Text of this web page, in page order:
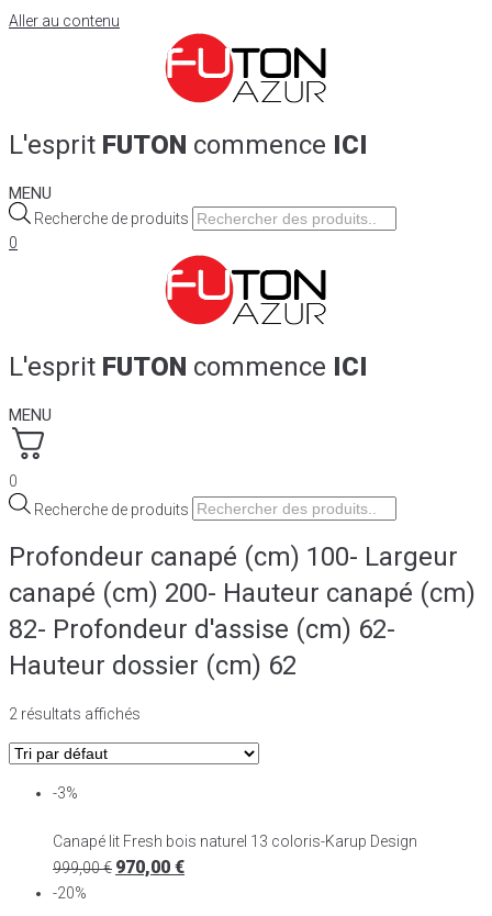
Aller au contenu
L'esprit FUTON commence ICI
MENU
Recherche de produits
0
L'esprit FUTON commence ICI
MENU
0
Recherche de produits
Profondeur canapé (cm) 100- Largeur
canapé (cm) 200- Hauteur canapé (cm)
82- Profondeur d'assise (cm) 62-
Hauteur dossier (cm) 62
2 résultats affichés
-3%
Canapé lit Fresh bois naturel 13 coloris-Karup Design
999,00€ 970,00 €
-20%